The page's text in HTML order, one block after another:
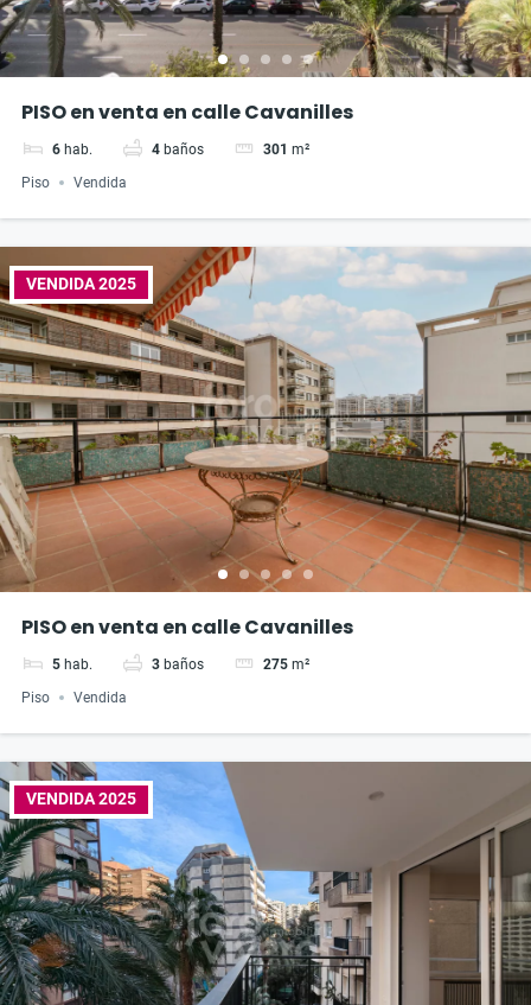
PISO en venta en calle Cavanilles
6 hab. 4 baños 301 m²
Piso Vendida
VENDIDA 2025
PISO en venta en calle Cavanilles
5 hab. 3 baños 275 m²
Piso Vendida
VENDIDA 2025